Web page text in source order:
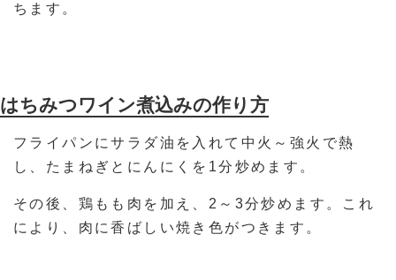
ちます。
はちみつワイン煮込みの作り方
フライパンにサラダ油を入れて中火～強火で熱
し、たまねぎとにんにくを1分炒めます。
その後、鶏もも肉を加え、2～3分炒めます。これ
により、肉に香ばしい焼き色がつきます。